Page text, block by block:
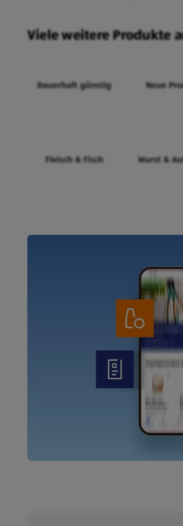
Viele weitere Produkte
Dauerhaft günstig Neue
Fleisch & Fisch Wurst &